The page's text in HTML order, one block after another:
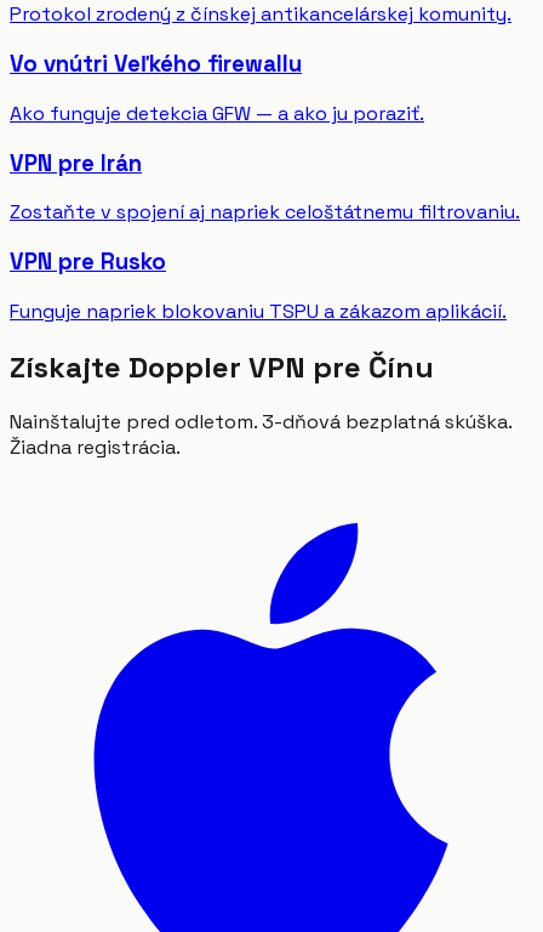
Protokol zrodený z čínskej antikancelárskej komunity.
Vo vnútri Veľkého firewallu
Ako funguje detekcia GFW — a ako ju poraziť.
VPN pre Irán
Zostaňte v spojení aj napriek celoštátnemu filtrovaniu.
VPN pre Rusko
Funguje napriek blokovaniu TSPU a zákazom aplikácií.
Získajte Doppler VPN pre Čínu
Nainštalujte pred odletom. 3-dňová bezplatná skúška.
Žiadna registrácia.